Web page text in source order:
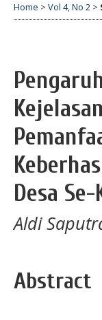
Home > Vol 4, No 2 >
Desa
Aldi
Abstract